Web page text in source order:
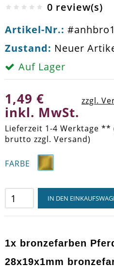
0 review(s)
Artikel-Nr.:
Zustand: Neuer
Auf Lager
1,49 €
inkl. MwSt.
zzgl.
Lieferzeit 1-4 Werktage
brutto zzgl. Versand)
FARBE
IN DEN
1x bronzefarben
28x19x1mm